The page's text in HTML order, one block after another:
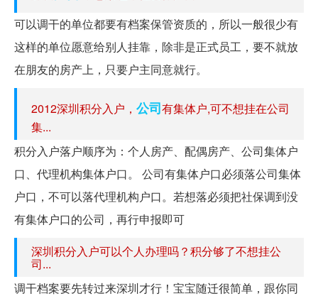
可以调干的单位都要有档案保管资质的，所以一般很少有
这样的单位愿意给别人挂靠，除非是正式员工，要不就放
在朋友的房产上，只要户主同意就行。
2012深圳积分入户， 公司有集体户,可不想挂在公司
集...
积分入户落户顺序为：个人房产、配偶房产、公司集体户
口、代理机构集体户口。 公司有集体户口必须落公司集体
户口，不可以落代理机构户口。若想落必须把社保调到没
有集体户口的公司，再行申报即可
深圳积分入户可以个人办理吗？积分够了不想挂公
司...
调干档案要先转过来深圳才行！宝宝随迁很简单，跟你同